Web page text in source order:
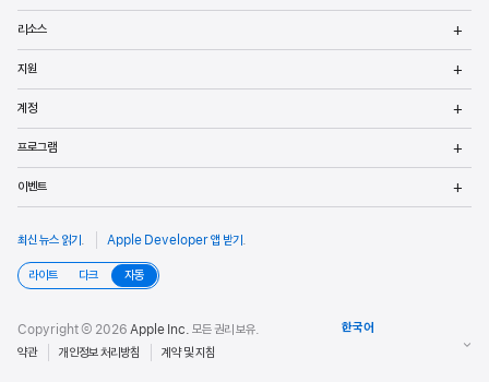
리소스
지원
계정
프로그램
이벤트
최신 뉴스 읽기 . Apple Developer 앱 받기 .
라이트 다크 자동
Copyright © 2026 Apple Inc. 모든 권리 보유.
약관
개인정보 처리방침 계약 및 지침